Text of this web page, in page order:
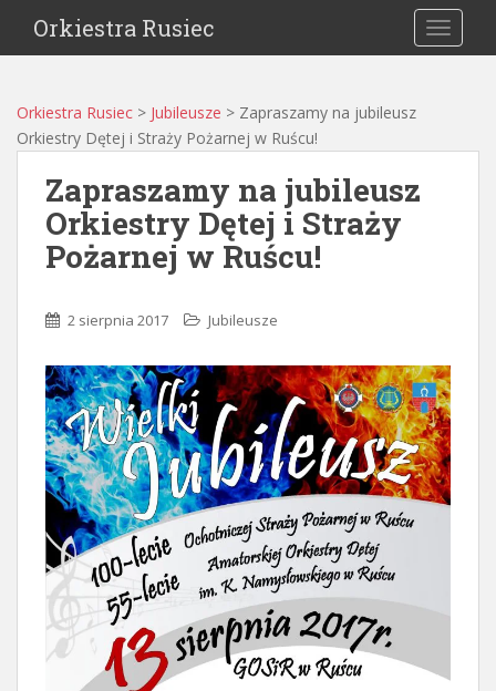
Orkiestra Rusiec
Orkiestra Rusiec > Jubileusze > Zapraszamy na jubileusz
Orkiestry Dętej i Straży Pożarnej w Ruścu!
Zapraszamy na jubileusz
Orkiestry Dętej i Straży
Pożarnej w Ruścu!
2 sierpnia 2017 Jubileusze